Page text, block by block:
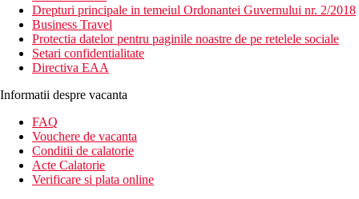
Drepturi principale in temeiul Ordonantei Guvernului nr. 2/2018
Business Travel
Protectia datelor pentru paginile noastre de pe retelele sociale
Setari confidentialitate
Directiva EAA
Informatii despre vacanta
FAQ
Vouchere de vacanta
Conditii de calatorie
Acte Calatorie
Verificare si plata online